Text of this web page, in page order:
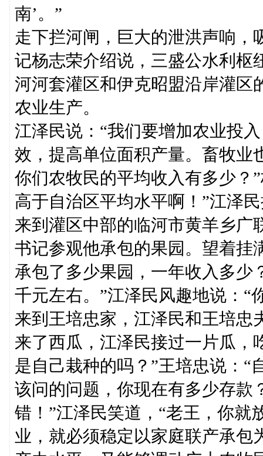
南’。”
走下拦河闸，巨大的泄洪声响，
记杨志荣介绍说，三盛公水利枢
河河套灌区和伊克昭盟沿岸灌区
农业生产。
江泽民说：“我们要增加农业投
效，提高单位面积产量。畜牧业
你们农牧民的平均收入有多少？
高于自治区平均水平啊！”江泽
来到灌区中部的临河市黄羊乡广
书记参观他承包的果园。望着挂
承包了多少果园，一年收入多少
千元左右。”江泽民风趣地说：“
来到王培忠家，江泽民和王培忠
来了西瓜，江泽民接过一片瓜，
是自己栽种的吗？”王培忠说：“
该问的问题，你现在有多少存款
错！”江泽民笑道，“老王，你就
业，就必须稳定以家庭联产承包